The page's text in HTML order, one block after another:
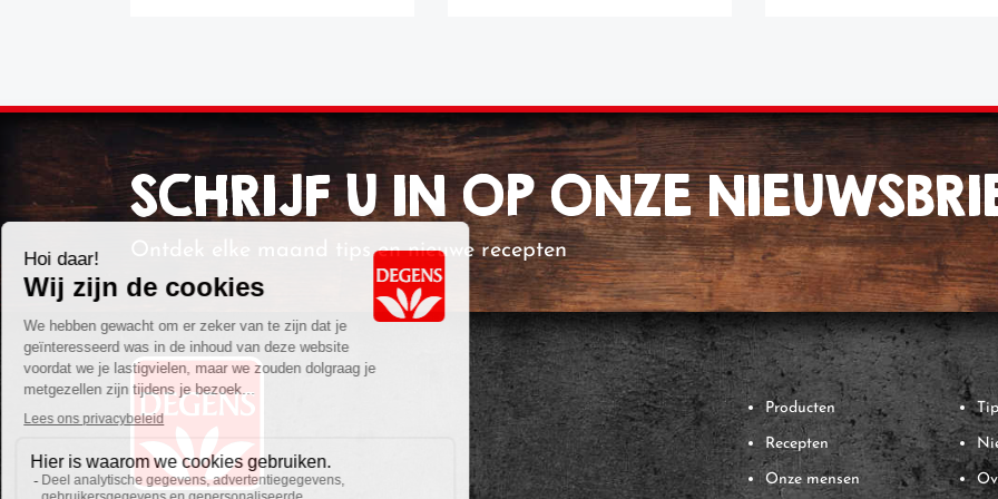
SCHRIJF U IN OP ONZE
Ontdek elke maand tips en nieuwe recepten
Producten
Recepten
Onze mensen